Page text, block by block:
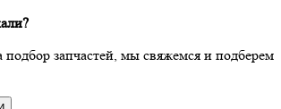
подбор запчастей, мы свяжемся и подберем